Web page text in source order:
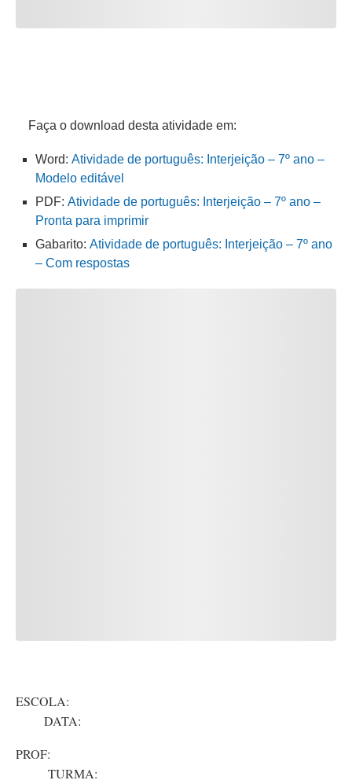
Faça o download desta atividade em:
Word: Atividade de português: Interjeição – 7º ano –
Modelo editável
PDF: Atividade de português: Interjeição – 7º ano –
Pronta para imprimir
Gabarito: Atividade de português: Interjeição – 7º ano
– Com respostas
ESCOLA:
DATA:
PROF:
TURMA: